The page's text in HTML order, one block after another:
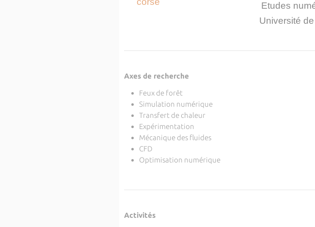
Etudes
Université
Axes de recherche
Feux de forêt
Simulation numérique
Transfert de chaleur
Expérimentation
Mécanique des fluides
CFD
Optimisation numérique
Activités